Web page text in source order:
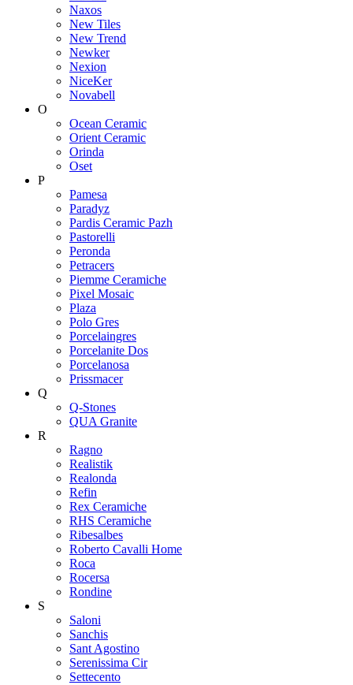
Naxos
New Tiles
New Trend
Newker
Nexion
NiceKer
Novabell
O
Ocean Ceramic
Orient Ceramic
Orinda
Oset
P
Pamesa
Paradyz
Pardis Ceramic Pazh
Pastorelli
Peronda
Petracers
Piemme Ceramiche
Pixel Mosaic
Plaza
Polo Gres
Porcelaingres
Porcelanite Dos
Porcelanosa
Prissmacer
Q
Q-Stones
QUA Granite
R
Ragno
Realistik
Realonda
Refin
Rex Ceramiche
RHS Ceramiche
Ribesalbes
Roberto Cavalli Home
Roca
Rocersa
Rondine
S
Saloni
Sanchis
Sant Agostino
Serenissima Cir
Settecento